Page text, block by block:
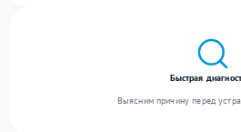
Быстрая
Выясним причину перед